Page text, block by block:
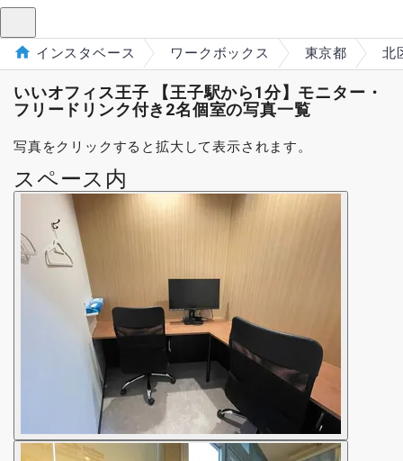
インスタベース ワークボックス 東京都 北
いいオフィス王子 【王子駅から1分】モニター・
フリードリンク付き2名個室の写真一覧
写真をクリックすると拡大して表示されます。
スペース内